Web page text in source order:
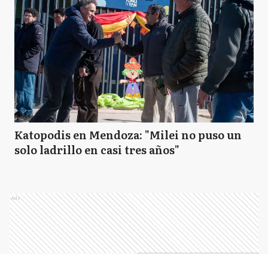
Katopodis en Mendoza: "Milei no puso un
solo ladrillo en casi tres años"
Ads